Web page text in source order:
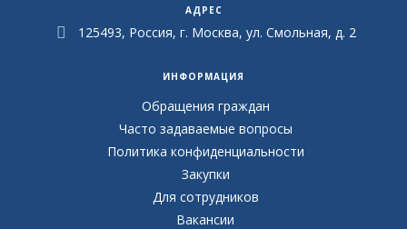
АДРЕС
125493, Россия, г. Москва, ул. Смольная, д. 2
ИНФОРМАЦИЯ
Обращения граждан
Часто задаваемые вопросы
Политика конфиденциальности
Закупки
Для сотрудников
Вакансии